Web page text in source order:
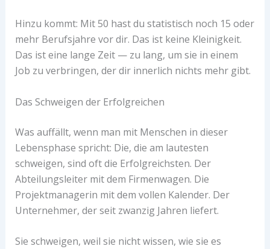
Hinzu kommt: Mit 50 hast du statistisch noch 15 oder
mehr Berufsjahre vor dir. Das ist keine Kleinigkeit.
Das ist eine lange Zeit — zu lang, um sie in einem
Job zu verbringen, der dir innerlich nichts mehr gibt.
Das Schweigen der Erfolgreichen
Was auffällt, wenn man mit Menschen in dieser
Lebensphase spricht: Die, die am lautesten
schweigen, sind oft die Erfolgreichsten. Der
Abteilungsleiter mit dem Firmenwagen. Die
Projektmanagerin mit dem vollen Kalender. Der
Unternehmer, der seit zwanzig Jahren liefert.
Sie schweigen, weil sie nicht wissen, wie sie es